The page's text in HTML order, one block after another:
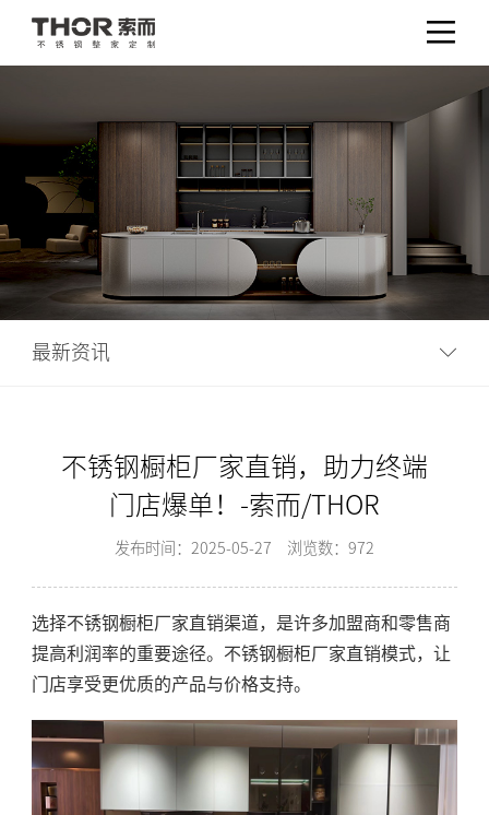
最新资讯
不锈钢橱柜厂家直销，助力终端
门店爆单！-索而/THOR
发布时间：2025-05-27 浏览数：972
选择不锈钢橱柜厂家直销渠道，是许多加盟商和零售商
提高利润率的重要途径。不锈钢橱柜厂家直销模式，让
门店享受更优质的产品与价格支持。